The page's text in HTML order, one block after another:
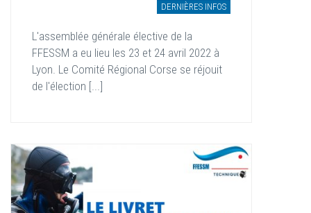
DERNIÈRES INFOS
L'assemblée générale élective de la
FFESSM a eu lieu les 23 et 24 avril 2022 à
Lyon. Le Comité Régional Corse se réjouit
de l'élection [...]